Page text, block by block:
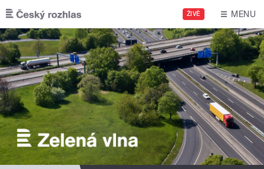
Přejít k hlavnímu obsahu
ŽIVĚ MENU